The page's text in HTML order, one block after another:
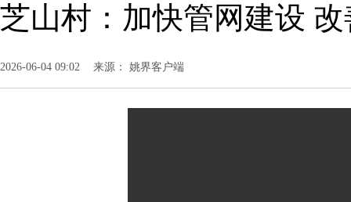
芝山村：加快管网建设
2026-06-04 09:02 来源： 姚界客户端